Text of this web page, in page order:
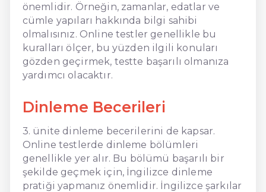
önemlidir. Örneğin, zamanlar, edatlar ve
cümle yapıları hakkında bilgi sahibi
olmalısınız. Online testler genellikle bu
kuralları ölçer, bu yüzden ilgili konuları
gözden geçirmek, testte başarılı olmanıza
yardımcı olacaktır.
Dinleme Becerileri
3. ünite dinleme becerilerini de kapsar.
Online testlerde dinleme bölümleri
genellikle yer alır. Bu bölümü başarılı bir
şekilde geçmek için, İngilizce dinleme
pratiği yapmanız önemlidir. İngilizce şarkılar